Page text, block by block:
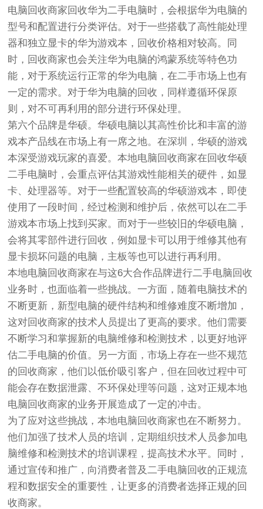
电脑回收商家回收华为二手电脑时，会根据华为电脑的
型号和配置进行分类评估。对于一些搭载了高性能处理
器和独立显卡的华为游戏本，回收价格相对较高。同
时，回收商家也会关注华为电脑的鸿蒙系统等特色功
能，对于系统运行正常的华为电脑，在二手市场上也有
一定的需求。对于华为电脑的回收，同样遵循环保原
则，对不可再利用的部分进行环保处理。
第六个品牌是华硕。华硕电脑以其高性价比和丰富的游
戏本产品线在市场上有一席之地。在深圳，华硕的游戏
本深受游戏玩家的喜爱。本地电脑回收商家在回收华硕
二手电脑时，会重点评估其游戏性能相关的硬件，如显
卡、处理器等。对于一些配置较高的华硕游戏本，即使
使用了一段时间，经过检测和维护后，依然可以在二手
游戏本市场上找到买家。而对于一些较旧的华硕电脑，
会将其零部件进行回收，例如显卡可以用于维修其他有
显卡损坏问题的电脑，主板等也可以进行再利用。
本地电脑回收商家在与这6大合作品牌进行二手电脑回收
业务时，也面临着一些挑战。一方面，随着电脑技术的
不断更新，新型电脑的硬件结构和维修难度不断增加，
这对回收商家的技术人员提出了更高的要求。他们需要
不断学习和掌握新的电脑维修和检测技术，以更好地评
估二手电脑的价值。另一方面，市场上存在一些不规范
的回收商家，他们以低价吸引客户，但在回收过程中可
能会存在数据泄露、不环保处理等问题，这对正规本地
电脑回收商家的业务开展造成了一定的冲击。
为了应对这些挑战，本地电脑回收商家也在不断努力。
他们加强了技术人员的培训，定期组织技术人员参加电
脑维修和检测技术的培训课程，提高技术水平。同时，
通过宣传和推广，向消费者普及二手电脑回收的正规流
程和数据安全的重要性，让更多的消费者选择正规的回
收商家。